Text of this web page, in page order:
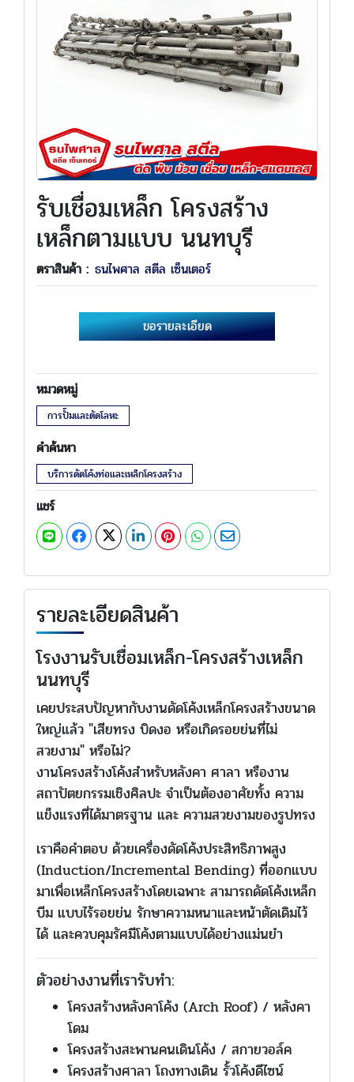
รับเชื่อมเหล็ก โครงสร้าง
เหล็กตามแบบ นนทบุรี
ตราสินค้า : ธนไพศาล สตีล เซ็นเตอร์
ขอรายละเอียด
หมวดหมู่
การปั๊มและตัดโลหะ
คำค้นหา
บริการดัดโค้งท่อและเหล็กโครงสร้าง
แชร์
รายละเอียดสินค้า
โรงงานรับเชื่อมเหล็ก-โครงสร้างเหล็ก
นนทบุรี
เคยประสบปัญหากับงานดัดโค้งเหล็กโครงสร้างขนาด
ใหญ่แล้ว "เสียทรง บิดงอ หรือเกิดรอยย่นที่ไม่
สวยงาม" หรือไม่?
งานโครงสร้างโค้งสำหรับหลังคา ศาลา หรืองาน
สถาปัตยกรรมเชิงศิลปะ จำเป็นต้องอาศัยทั้ง ความ
แข็งแรงที่ได้มาตรฐาน และ ความสวยงามของรูปทรง
เราคือคำตอบ ด้วยเครื่องดัดโค้งประสิทธิภาพสูง
(Induction/Incremental Bending) ที่ออกแบบ
มาเพื่อเหล็กโครงสร้างโดยเฉพาะ สามารถดัดโค้งเหล็ก
บีม แบบไร้รอยย่น รักษาความหนาและหน้าตัดเดิมไว้
ได้ และควบคุมรัศมีโค้งตามแบบได้อย่างแม่นยำ
ตัวอย่างงานที่เรารับทำ:
โครงสร้างหลังคาโค้ง (Arch Roof) / หลังคา
โดม
โครงสร้างสะพานคนเดินโค้ง / สกายวอล์ค
โครงสร้างศาลา โถงทางเดิน รั้วโค้งดีไซน์